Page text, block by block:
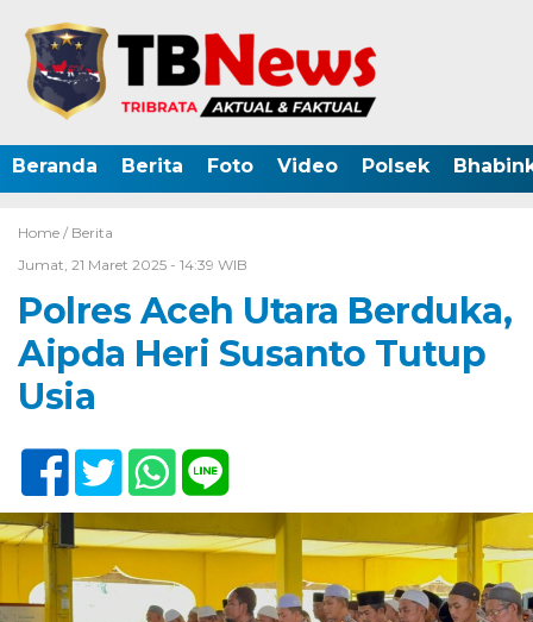
Beranda Berita Foto Video Polsek
Home / Berita
Jumat, 21 Maret 2025 - 14:39 WIB
Polres Aceh Utara Berduka,
Aipda Heri Susanto Tutup
Usia